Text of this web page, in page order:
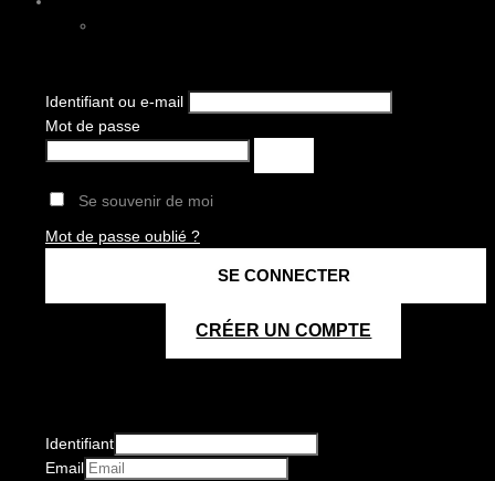
Identifiant ou e-mail
Mot de passe
Se souvenir de moi
Mot de passe oublié ?
CRÉER UN COMPTE
Identifiant
Email